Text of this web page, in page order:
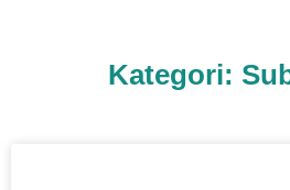
Kategori: